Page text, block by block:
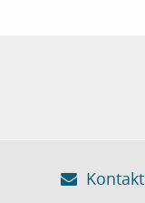
Kontakt